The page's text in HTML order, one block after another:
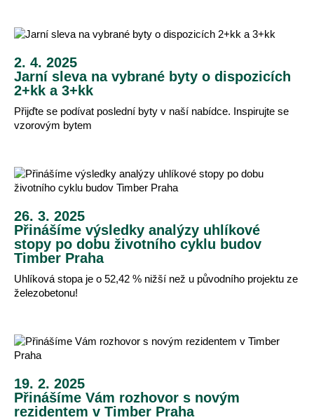
2. 4. 2025
Jarní sleva na vybrané byty o dispozicích
2+kk a 3+kk
Přijďte se podívat poslední byty v naší nabídce. Inspirujte se
vzorovým bytem
26. 3. 2025
Přinášíme výsledky analýzy uhlíkové
stopy po dobu životního cyklu budov
Timber Praha
Uhlíková stopa je o 52,42 % nižší než u původního projektu ze
železobetonu!
19. 2. 2025
Přinášíme Vám rozhovor s novým
rezidentem v Timber Praha